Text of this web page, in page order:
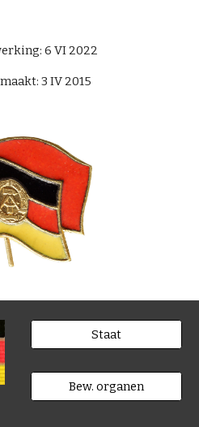
6 VI 2022
3 IV 2015
Staat
Bew. organen